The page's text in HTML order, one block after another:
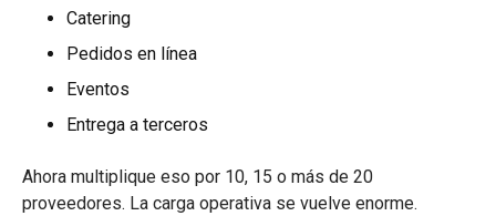
Catering
Pedidos en línea
Eventos
Entrega a terceros
Ahora multiplique eso por 10, 15 o más de 20
proveedores. La carga operativa se vuelve enorme.